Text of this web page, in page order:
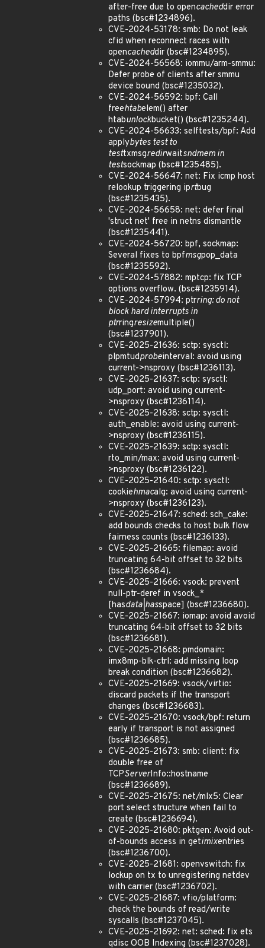
after-free due to opencacheddir error
paths (bsc#1234896).
CVE-2024-53178: smb: Do not leak
cfid when reconnect races with
opencacheddir (bsc#1234895).
CVE-2024-56568: iommu/arm-smmu:
Defer probe of clients after smmu
device bound (bsc#1235032).
CVE-2024-56592: bpf: Call
freehtabelem() after
htabunlockbucket() (bsc#1235244).
CVE-2024-56633: selftests/bpf: Add
applybytes test to
testtxmsgredirwaitsndmem in
testsockmap (bsc#1235485).
CVE-2024-56647: net: Fix icmp host
relookup triggering iprtbug
(bsc#1235435).
CVE-2024-56658: net: defer final
'struct net' free in netns dismantle
(bsc#1235441).
CVE-2024-56720: bpf, sockmap:
Several fixes to bpfmsgpop_data
(bsc#1235592).
CVE-2024-57882: mptcp: fix TCP
options overflow. (bsc#1235914).
CVE-2024-57994: ptrring: do not
block hard interrupts in
ptrringresizemultiple()
(bsc#1237901).
CVE-2025-21636: sctp: sysctl:
plpmtudprobeinterval: avoid using
current->nsproxy (bsc#1236113).
CVE-2025-21637: sctp: sysctl:
udp_port: avoid using current-
>nsproxy (bsc#1236114).
CVE-2025-21638: sctp: sysctl:
auth_enable: avoid using current-
>nsproxy (bsc#1236115).
CVE-2025-21639: sctp: sysctl:
rto_min/max: avoid using current-
>nsproxy (bsc#1236122).
CVE-2025-21640: sctp: sysctl:
cookiehmacalg: avoid using current-
>nsproxy (bsc#1236123).
CVE-2025-21647: sched: sch_cake:
add bounds checks to host bulk flow
fairness counts (bsc#1236133).
CVE-2025-21665: filemap: avoid
truncating 64-bit offset to 32 bits
(bsc#1236684).
CVE-2025-21666: vsock: prevent
null-ptr-deref in vsock_*
[hasdata|hasspace] (bsc#1236680).
CVE-2025-21667: iomap: avoid avoid
truncating 64-bit offset to 32 bits
(bsc#1236681).
CVE-2025-21668: pmdomain:
imx8mp-blk-ctrl: add missing loop
break condition (bsc#1236682).
CVE-2025-21669: vsock/virtio:
discard packets if the transport
changes (bsc#1236683).
CVE-2025-21670: vsock/bpf: return
early if transport is not assigned
(bsc#1236685).
CVE-2025-21673: smb: client: fix
double free of
TCPServerInfo::hostname
(bsc#1236689).
CVE-2025-21675: net/mlx5: Clear
port select structure when fail to
create (bsc#1236694).
CVE-2025-21680: pktgen: Avoid out-
of-bounds access in getimixentries
(bsc#1236700).
CVE-2025-21681: openvswitch: fix
lockup on tx to unregistering netdev
with carrier (bsc#1236702).
CVE-2025-21687: vfio/platform:
check the bounds of read/write
syscalls (bsc#1237045).
CVE-2025-21692: net: sched: fix ets
qdisc OOB Indexing (bsc#1237028).